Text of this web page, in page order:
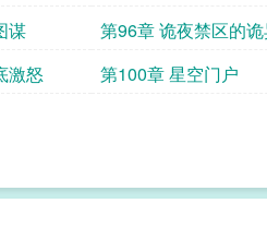
谋
第96章 诡夜禁区的
激怒 第100章 星空门户